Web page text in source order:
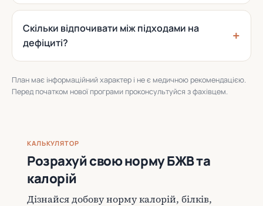
Скільки відпочивати між підходами на
дефіциті?
План має інформаційний характер і не є медичною рекомендацією.
Перед початком нової програми проконсультуйся з фахівцем.
КАЛЬКУЛЯТОР
Розрахуй свою норму БЖВ та
калорій
Дізнайся добову норму калорій, білків,